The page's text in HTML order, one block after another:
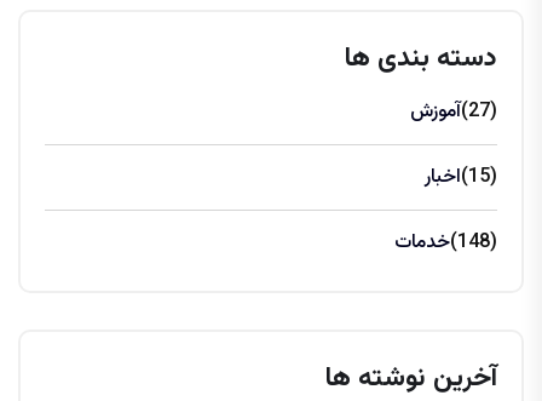
دسته بندی ها
آموزش (27)
اخبار (15)
خدمات (148)
آخرین نوشته ها